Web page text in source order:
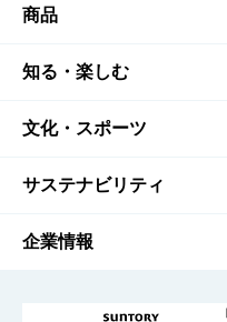
商品
商品TOP
商品一覧
商品発売情報
栄養成分一覧
知る・楽しむ
知る・楽しむTOP
キャンペーン
工場見学
文化・スポーツ
文化・スポーツTOP
サントリーホール
サステナビリティ
サステナビリティTOP
企業情報